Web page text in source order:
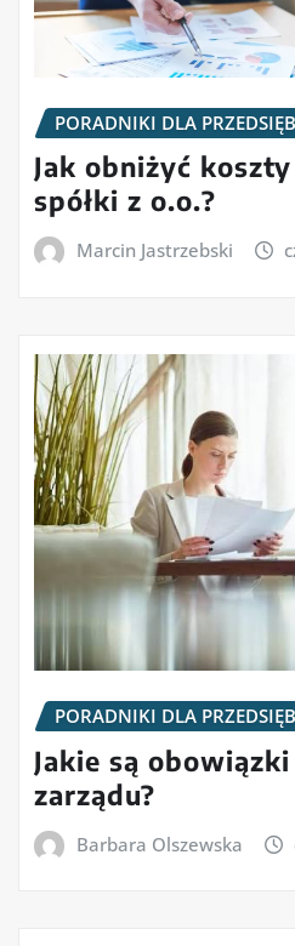
PORADNIKI DLA
Jak obniżyć
spółki z o.o.?
Marcin Jastrzebski
PORADNIKI DLA
Jakie są obowiązki
zarządu?
Barbara Olszewska